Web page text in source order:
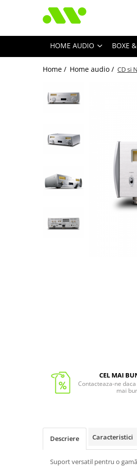
HOME AUDIO BOXE
Home / Home audio / CD si
CEL MAI
Contacteaza-ne
mai
Descriere Caracteristici
Suport versatil pentru o